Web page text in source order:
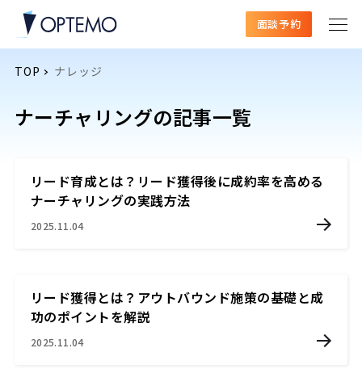
面談予約
TOP ナレッジ
ナーチャリングの記事一覧
リード育成とは？リード獲得後に成約率を高める
ナーチャリングの実践方法
2025.11.04
リード獲得とは？アウトバウンド施策の基礎と成
功のポイントを解説
2025.11.04